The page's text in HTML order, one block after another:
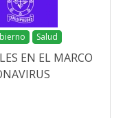
Salud
EN EL MARCO